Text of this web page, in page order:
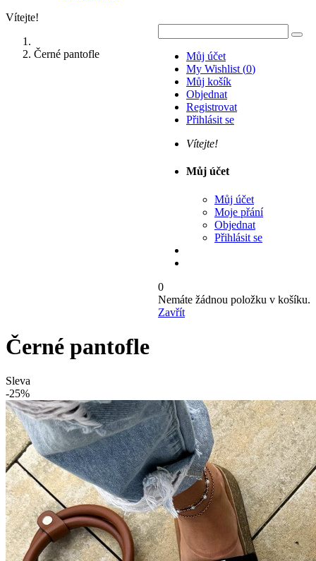
Vítejte!
Můj účet
My Wishlist (0)
Můj košík
Objednat
Registrovat
Přihlásit se
Vítejte!
Můj účet
Můj účet
Moje přání
Objednat
Přihlásit se
0
Nemáte žádnou položku v košíku.
Zavřít
Černé pantofle
Černé pantofle
Sleva
-25%